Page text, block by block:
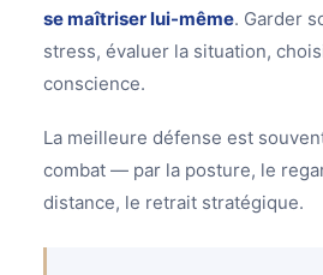
se maîtriser lui-même. Garder
stress, évaluer la situation,
conscience.
La meilleure défense est
combat — par la posture, le
distance, le retrait stratégique.